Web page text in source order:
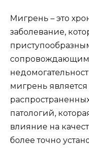
Мигрень – это
заболевание,
мигрень
патологий,
влияние на
более точно